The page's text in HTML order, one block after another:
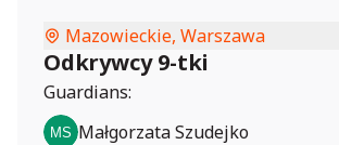
Mazowieckie, Warszawa
Odkrywcy 9-tki
Guardians:
Małgorzata Szudejko